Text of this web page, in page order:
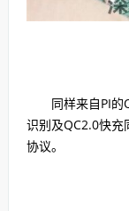
同样来自PI的
识别及QC2.0快充
协议。